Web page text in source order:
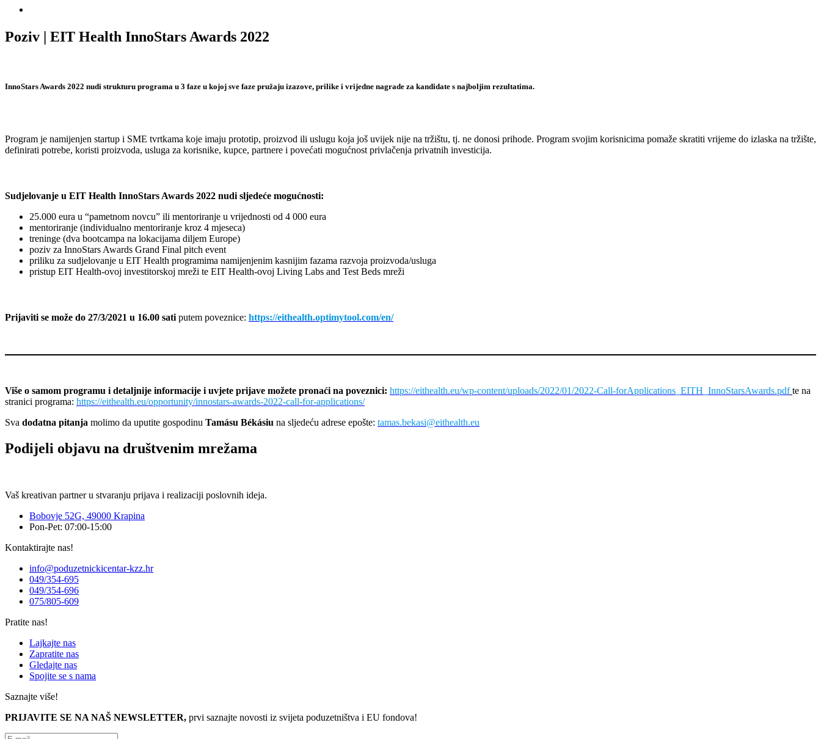
Poziv | EIT Health InnoStars Awards 2022
InnoStars Awards 2022 nudi strukturu programa u 3 faze u kojoj sve faze pružaju izazove, prilike i vrijedne nagrade za kandidate s najboljim rezultatima.
Program je namijenjen startup i SME tvrtkama koje imaju prototip, proizvod ili uslugu koja još uvijek nije na tržištu, tj. ne donosi prihode. Program svojim korisnicima pomaže skratiti vrijeme do izlaska na tržište,
definirati potrebe, koristi proizvoda, usluga za korisnike, kupce, partnere i povećati mogućnost privlačenja privatnih investicija.
Sudjelovanje u EIT Health InnoStars Awards 2022 nudi sljedeće mogućnosti:
25.000 eura u “pametnom novcu” ili mentoriranje u vrijednosti od 4 000 eura
mentoriranje (individualno mentoriranje kroz 4 mjeseca)
treninge (dva bootcampa na lokacijama diljem Europe)
poziv za InnoStars Awards Grand Final pitch event
priliku za sudjelovanje u EIT Health programima namijenjenim kasnijim fazama razvoja proizvoda/usluga
pristup EIT Health-ovoj investitorskoj mreži te EIT Health-ovoj Living Labs and Test Beds mreži
Prijaviti se može do 27/3/2021 u 16.00 sati putem poveznice: https://eithealth.optimytool.com/en/
Više o samom programu i detaljnije informacije i uvjete prijave možete pronaći na poveznici: https://eithealth.eu/wp-content/uploads/2022/01/2022-Call-forApplications_EITH_InnoStarsAwards.pdf te na
stranici programa: https://eithealth.eu/opportunity/innostars-awards-2022-call-for-applications/
Sva dodatna pitanja molimo da uputite gospodinu Tamásu Békásiu na sljedeću adrese epošte: tamas.bekasi@eithealth.eu
Podijeli objavu na društvenim mrežama
Vaš kreativan partner u stvaranju prijava i realizaciji poslovnih ideja.
Bobovje 52G, 49000 Krapina
Pon-Pet: 07:00-15:00
Kontaktirajte nas!
info@poduzetnickicentar-kzz.hr
049/354-695
049/354-696
075/805-609
Pratite nas!
Lajkajte nas
Zapratite nas
Gledajte nas
Spojite se s nama
Saznajte više!
PRIJAVITE SE NA NAŠ NEWSLETTER, prvi saznajte novosti iz svijeta poduzetništva i EU fondova!